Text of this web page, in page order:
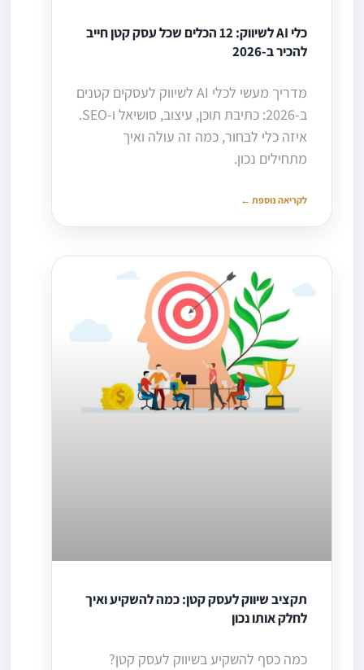
כלי AI לשיווק: 12 הכלים שכל עסק קטן חייב
להכיר ב-2026
מדריך מעשי לכלי AI לשיווק לעסקים קטנים
ב-2026: כתיבת תוכן, עיצוב, סושיאל ו-SEO.
איזה כלי לבחור, כמה זה עולה ואיך
מתחילים נכון.
לקריאה נוספת ←
תקציב שיווק לעסק קטן: כמה להשקיע ואיך
לחלק אותו נכון
כמה כסף להשקיע בשיווק לעסק קטן?